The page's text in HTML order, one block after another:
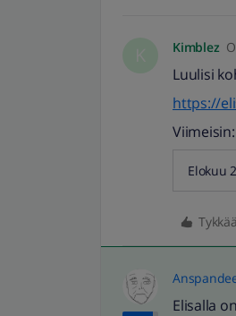
Kimblez
Luulisi
https://
Viimeisin:
Elokuu
Tykkää
Elisalla on